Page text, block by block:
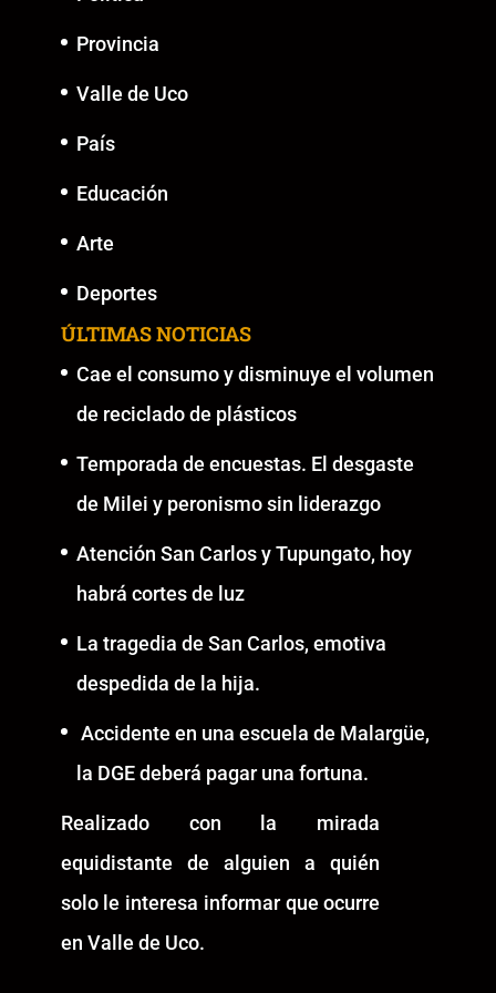
Provincia
Valle de Uco
País
Educación
Arte
Deportes
ÚLTIMAS NOTICIAS
Cae el consumo y disminuye el volumen
de reciclado de plásticos
Temporada de encuestas. El desgaste
de Milei y peronismo sin liderazgo
Atención San Carlos y Tupungato, hoy
habrá cortes de luz
La tragedia de San Carlos, emotiva
despedida de la hija.
Accidente en una escuela de Malargüe,
la DGE deberá pagar una fortuna.
Realizado con la mirada
equidistante de alguien a quién
solo le interesa informar que ocurre
en Valle de Uco.